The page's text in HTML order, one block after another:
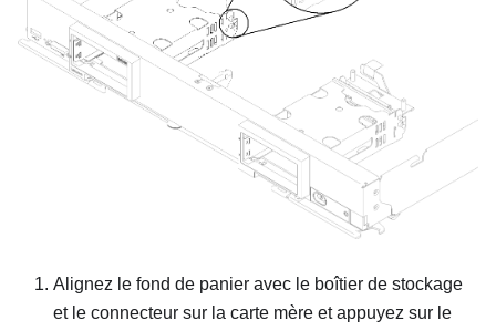
Alignez le fond de panier avec le boîtier de stockage
et le connecteur sur la carte mère et appuyez sur le